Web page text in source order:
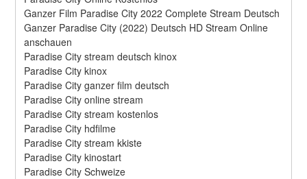
Ganzer Film Paradise City 2022 Complete Stream Deutsch
Ganzer Paradise City (2022) Deutsch HD Stream Online
anschauen
Paradise City stream deutsch kinox
Paradise City kinox
Paradise City ganzer film deutsch
Paradise City online stream
Paradise City stream kostenlos
Paradise City hdfilme
Paradise City stream kkiste
Paradise City kinostart
Paradise City Schweize